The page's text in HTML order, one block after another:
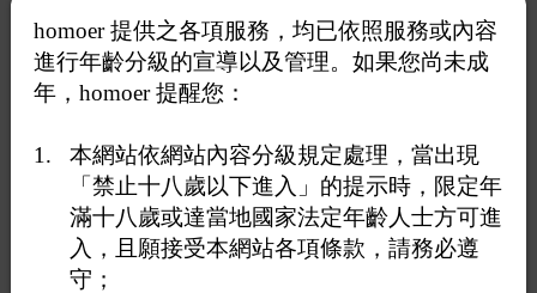
主題
回
覆
人
氣
作者
最
同志學生牽手 楊百翰大學解禁 0 1,158
2020
年02
月24
日
10:40
homoer 提供之各項服務，均已依照服務或內容
進行年齡分級的宣導以及管理。如果您尚未成
年，homoer 提醒您：
本網站依網站內容分級規定處理，當出現
「禁止十八歲以下進入」的提示時，限定年
滿十八歲或達當地國家法定年齡人士方可進
入，且願接受本網站各項條款，請務必遵
守；